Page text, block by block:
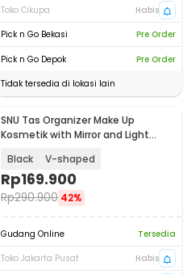
Toko Cikupa
Habis
Pick n Go Bekasi
Pre Order
Pick n Go Depok
Pre Order
Tidak tersedia di lokasi lain
SNU Tas Organizer Make Up
Kosmetik with Mirror and Light
Black V-shaped
Rp169.900
Rp290.900 42%
Gudang Online
Tersedia
Toko Jakarta Pusat
Habis